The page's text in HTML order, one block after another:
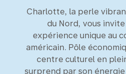
Charlotte, la perle
du Nord, vous
expérience unique au
américain. Pôle
centre culturel en
surprend par son